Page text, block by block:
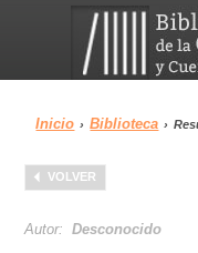
Menu
Biblioteca
Inicio › Biblioteca ›
VOLVER
Autor:Desconocido